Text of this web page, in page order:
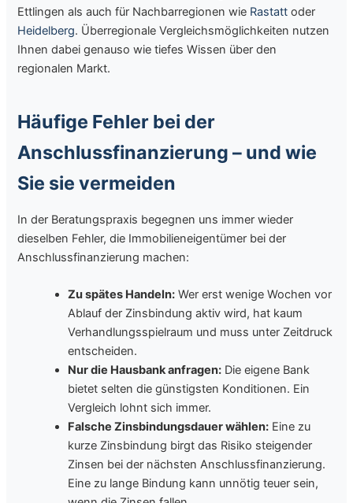
Ettlingen als auch für Nachbarregionen wie Rastatt oder
Heidelberg. Überregionale Vergleichsmöglichkeiten nutzen
Ihnen dabei genauso wie tiefes Wissen über den
regionalen Markt.
Häufige Fehler bei der
Anschlussfinanzierung – und wie
Sie sie vermeiden
In der Beratungspraxis begegnen uns immer wieder
dieselben Fehler, die Immobilieneigentümer bei der
Anschlussfinanzierung machen:
Zu spätes Handeln: Wer erst wenige Wochen vor
Ablauf der Zinsbindung aktiv wird, hat kaum
Verhandlungsspielraum und muss unter Zeitdruck
entscheiden.
Nur die Hausbank anfragen: Die eigene Bank
bietet selten die günstigsten Konditionen. Ein
Vergleich lohnt sich immer.
Falsche Zinsbindungsdauer wählen: Eine zu
kurze Zinsbindung birgt das Risiko steigender
Zinsen bei der nächsten Anschlussfinanzierung.
Eine zu lange Bindung kann unnötig teuer sein,